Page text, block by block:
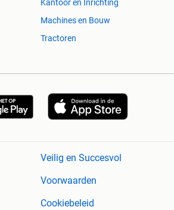
Kantoor en Inrichting
Machines en Bouw
Tractoren
Veilig en Succesvol
Voorwaarden
Cookiebeleid